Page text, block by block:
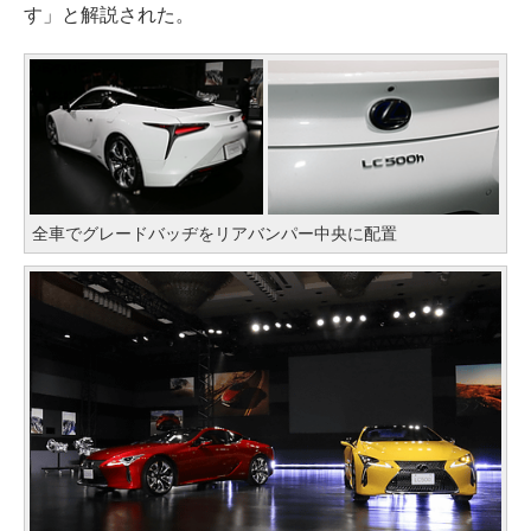
す」と解説された。
全車でグレードバッヂをリアバンパー中央に配置